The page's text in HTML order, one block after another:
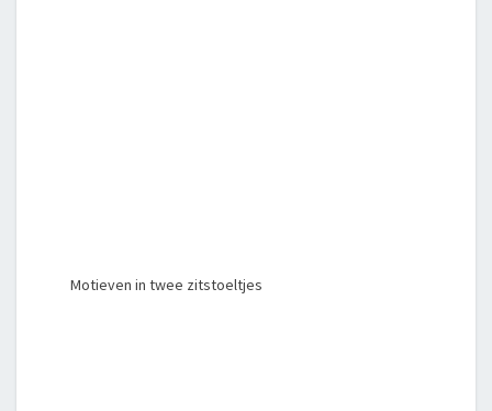
Motieven in twee zitstoeltjes